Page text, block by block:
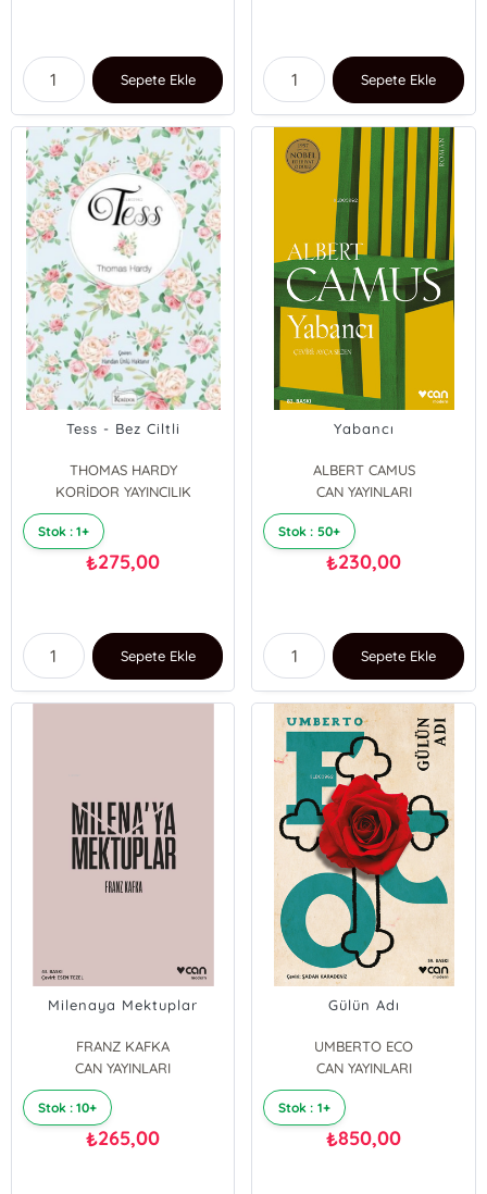
Sepete Ekle Sepete Ekle
Tess - Bez Ciltli
THOMAS HARDY
KORİDOR YAYINCILIK
Stok : 1+
₺275,00
Sepete Ekle
Yabancı
ALBERT CAMUS
CAN YAYINLARI
Stok : 50+
₺230,00
Sepete Ekle
Milenaya Mektuplar
FRANZ KAFKA
CAN YAYINLARI
Stok : 10+
₺265,00
Gülün Adı
UMBERTO ECO
CAN YAYINLARI
Stok : 1+
₺850,00